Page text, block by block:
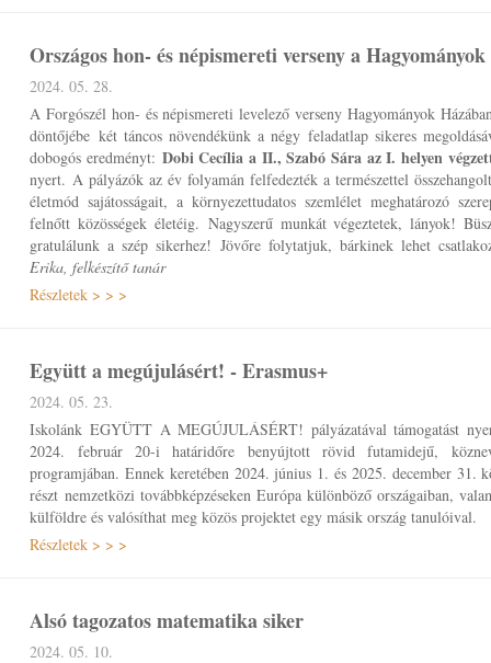
Országos hon- és népismereti verseny a
2024. 05. 28.
A Forgószél hon- és népismereti levelező verseny Hagyományok
döntőjébe két táncos növendékünk a négy feladatlap sikeres
dobogós eredményt: Dobi Cecília a II., Szabó Sára az I. helyen
nyert. A pályázók az év folyamán felfedezték a természettel
életmód sajátosságait, a környezettudatos szemlélet meghatározó
felnőtt közösségek életéig. Nagyszerű munkát végeztetek, lányok!
gratulálunk a szép sikerhez! Jövőre folytatjuk, bárkinek lehet
Erika, felkészítő tanár
Részletek > > >
Együtt a megújulásért! - Erasmus+
2024. 05. 23.
Iskolánk EGYÜTT A MEGÚJULÁSÉRT! pályázatával támogatást
2024. február 20-i határidőre benyújtott rövid futamidejű,
programjában. Ennek keretében 2024. június 1. és 2025. december 31.
részt nemzetközi továbbképzéseken Európa különböző országaiban,
külföldre és valósíthat meg közös projektet egy másik ország tanulóival.
Részletek > > >
Alsó tagozatos matematika siker
2024. 05. 10.